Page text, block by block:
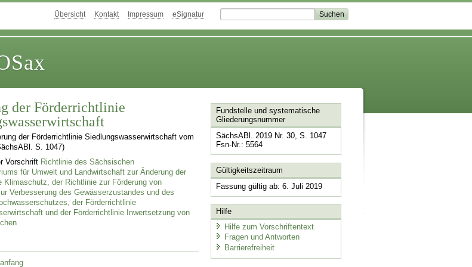
Übersicht Kontakt Impressum eSignatur
der Förderrichtlinie
der Förderrichtlinie Siedlungswasserwirtschaft vom
S. 1047)
Vorschrift Richtlinie des Sächsischen
für Umwelt und Landwirtschaft zur Änderung der
Klimaschutz, der Richtlinie zur Förderung von
Verbesserung des Gewässerzustandes und des
der Förderrichtlinie
und der Förderrichtlinie Inwertsetzung von
Fundstelle und systematische
Gliederungsnummer
SächsABl. 2019 Nr. 30, S. 1047
Fsn-Nr.: 5564
Gültigkeitszeitraum
Fassung gültig ab: 6. Juli 2019
Hilfe
Hilfe zum Vorschriftentext
Fragen und Antworten
Barrierefreiheit